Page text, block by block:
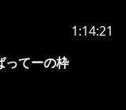
1:14:21
ってーの枠